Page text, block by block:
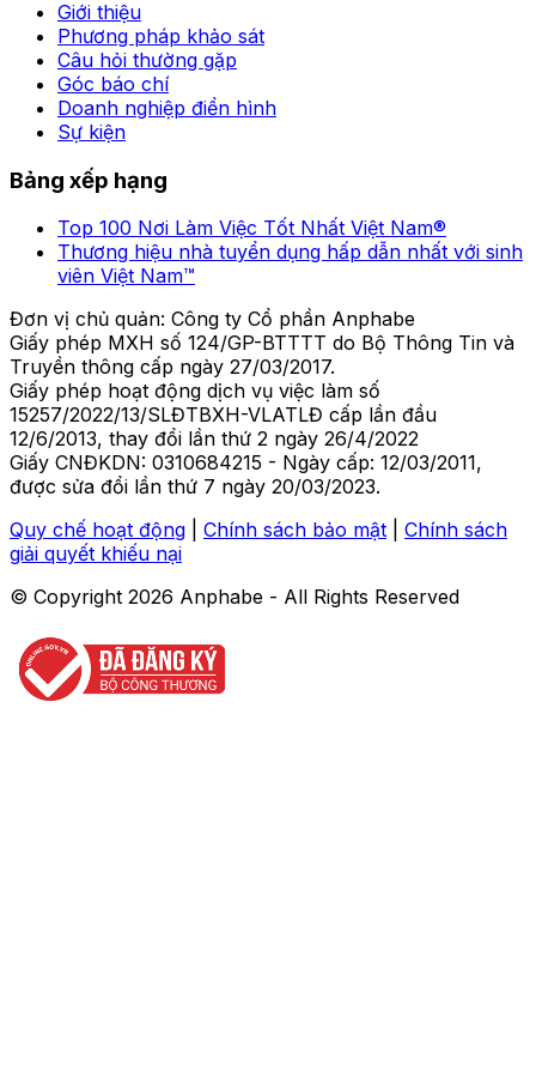
Giới thiệu
Phương pháp khảo sát
Câu hỏi thường gặp
Góc báo chí
Doanh nghiệp điển hình
Sự kiện
Bảng xếp hạng
Top 100 Nơi Làm Việc Tốt Nhất Việt Nam®
Thương hiệu nhà tuyển dụng hấp dẫn nhất với sinh
viên Việt Nam™
Đơn vị chủ quản: Công ty Cổ phần Anphabe
Giấy phép MXH số 124/GP-BTTTT do Bộ Thông Tin và
Truyền thông cấp ngày 27/03/2017.
Giấy phép hoạt động dịch vụ việc làm số
15257/2022/13/SLĐTBXH-VLATLĐ cấp lần đầu
12/6/2013, thay đổi lần thứ 2 ngày 26/4/2022
Giấy CNĐKDN: 0310684215 - Ngày cấp: 12/03/2011,
được sửa đổi lần thứ 7 ngày 20/03/2023.
Quy chế hoạt động
Chính sách bảo mật
Chính sách
giải quyết khiếu nại
© Copyright 2026 Anphabe - All Rights Reserved